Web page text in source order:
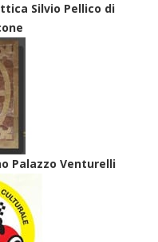
Silvio Pellico di
Palazzo Venturelli